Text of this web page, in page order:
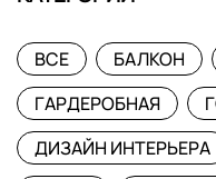
ВСЕ БАЛКОН
ГАРДЕРОБНАЯ
ДИЗАЙН ИНТЕРЬЕРА